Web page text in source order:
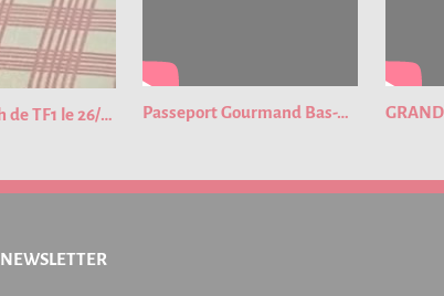
Journal du 13h de TF1 le 26/01/2023 Passeport Gourmand Bas-Rhin 2023
NEWSLETTER